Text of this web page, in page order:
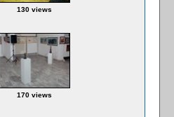
130 views
170 views